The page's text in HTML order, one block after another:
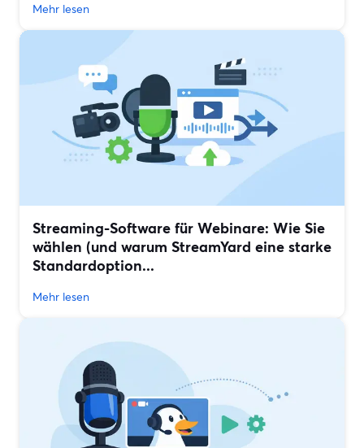
Mehr lesen
Streaming-Software für Webinare: Wie Sie
wählen (und warum StreamYard eine starke
Standardoption...
Mehr lesen